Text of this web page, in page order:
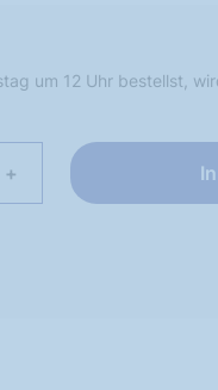
um 12 Uhr bestellst,
+